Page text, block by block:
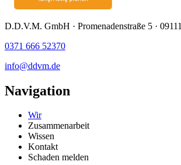
D.D.V.M. GmbH · Promenadenstraße 5 ·
0371 666 52370
info@ddvm.de
Navigation
Wir
Zusammenarbeit
Wissen
Kontakt
Schaden melden